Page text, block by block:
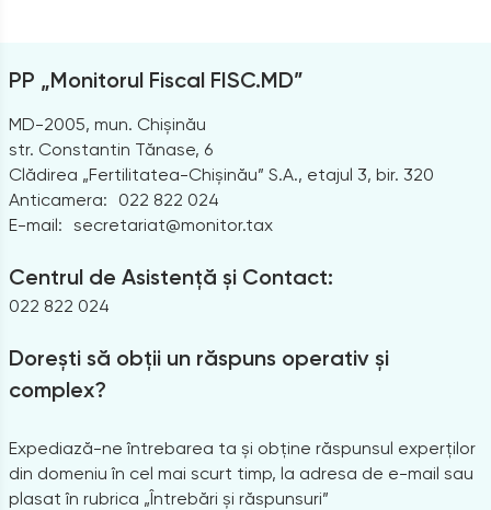
PP „Monitorul Fiscal FISC.MD”
MD-2005, mun. Chișinău
str. Constantin Tănase, 6
Clădirea „Fertilitatea-Chișinău” S.A., etajul 3, bir. 320
Anticamera:
022 822 024
E-mail: secretariat@monitor.tax
Centrul de Asistență și Contact:
022 822 024
Dorești să obții un răspuns operativ și
complex?
Expediază-ne întrebarea ta și obține răspunsul experților
din domeniu în cel mai scurt timp, la adresa de e-mail sau
plasat în rubrica „Întrebări și răspunsuri”